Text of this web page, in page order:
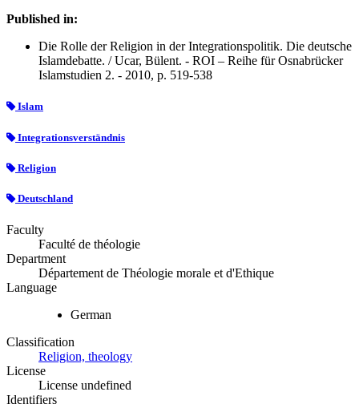
Published in:
Die Rolle der Religion in der Integrationspolitik. Die deutsche
Islamdebatte. / Ucar, Bülent. - ROI – Reihe für Osnabrücker
Islamstudien 2. - 2010, p. 519-538
Islam
Integrationsverständnis
Religion
Deutschland
Faculty
Faculté de théologie
Department
Département de Théologie morale et d'Ethique
Language
German
Classification
Religion, theology
License
License undefined
Identifiers